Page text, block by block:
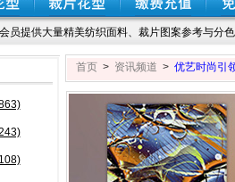
员提供大量精美纺织面料、裁片图案参考与分
首页> 资讯频道 > 优艺时尚引